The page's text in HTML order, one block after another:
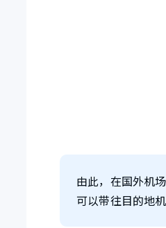
由此，在国外机
可以带往目的地